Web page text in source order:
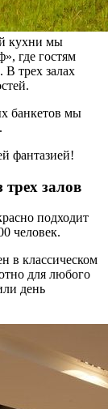
кухни мы
где гостям
В трех залах
банкетов мы
фантазией!
залов
подходит
человек.
в классическом
для любого
день